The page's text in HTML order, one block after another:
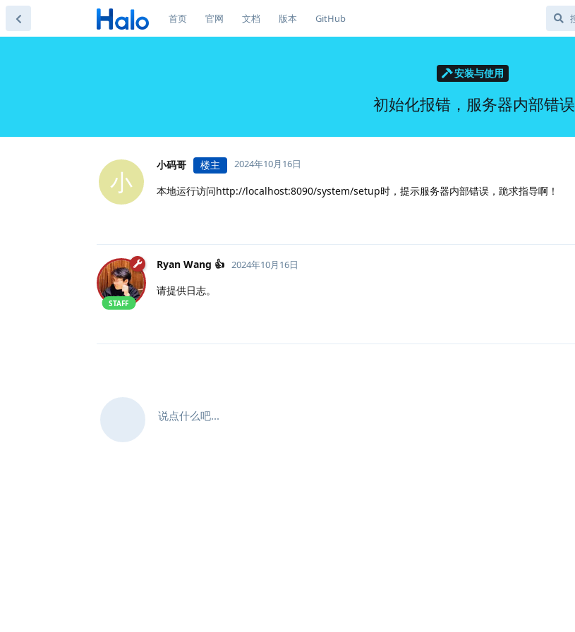
首页 官网 文档 版本 GitHub
安装与使用
初始化报错，服务器内部错误
小
小码哥 楼主 2024年10月16日
本地运行访问http://localhost:8090/system/setup时，提示服务器内部错误，跪求指导啊！
Ryan Wang 👍
STAFF
2024年10月16日
请提供日志。
说点什么吧...